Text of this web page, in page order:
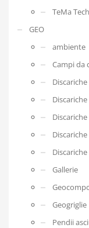
TeMa
GEO
ambiente
Campi da
Discariche
Gallerie
Geogriglie
Pendii